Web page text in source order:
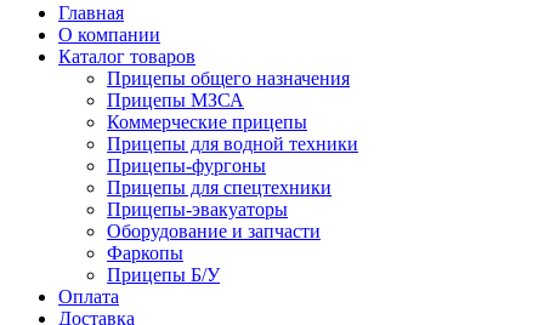
Главная
О компании
Каталог товаров
Прицепы общего назначения
Прицепы МЗСА
Коммерческие прицепы
Прицепы для водной техники
Прицепы-фургоны
Прицепы для спецтехники
Прицепы-эвакуаторы
Оборудование и запчасти
Фаркопы
Прицепы Б/У
Оплата
Доставка